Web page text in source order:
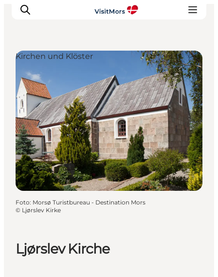
Aktivitäten
Erlebnisse
Infos über Mors
Unterkunft
Pauschalreisen / Urlaub
Planen Sie Ihre Reise
Ljørslev Kirche
Kirchen und Klöster
Foto: Morsø Turistbureau - Destination Mors
© Ljørslev Kirke